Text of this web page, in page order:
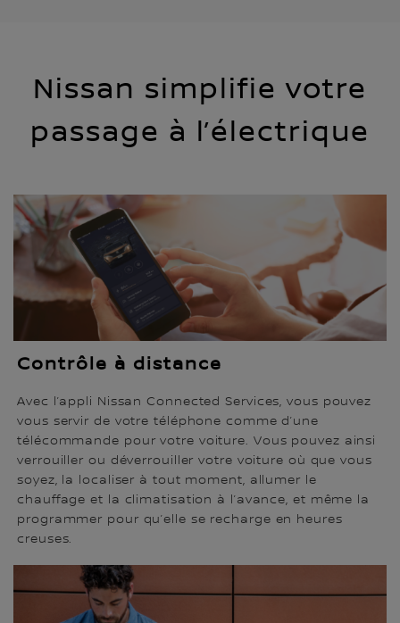
Nissan simplifie votre
passage à l’électrique
Contrôle à distance
Avec l’appli Nissan Connected Services, vous pouvez
vous servir de votre téléphone comme d’une
télécommande pour votre voiture. Vous pouvez ainsi
verrouiller ou déverrouiller votre voiture où que vous
soyez, la localiser à tout moment, allumer le
chauffage et la climatisation à l’avance, et même la
programmer pour qu’elle se recharge en heures
creuses.